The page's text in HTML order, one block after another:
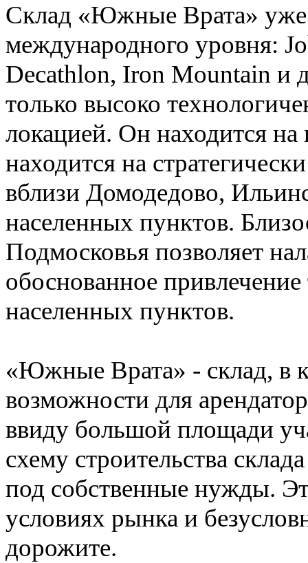
Склад «Южные Врата» уже
международного уровня:
Decathlon, Iron Mountain и
только высоко
локацией. Он находится на
находится на
вблизи Домодедово,
населенных пунктов.
Подмосковья позволяет
обоснованное
населенных пунктов.
«Южные Врата» - склад, в
возможности для
ввиду большой площади
схему строительства
под собственные нужды.
условиях рынка и
дорожите.